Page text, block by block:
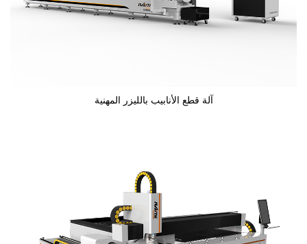
آلة قطع الأنابيب بالليزر المهنية